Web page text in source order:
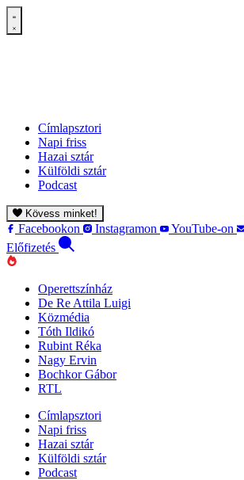
Címlapsztori
Napi friss
Hazai sztár
Külföldi sztár
Podcast
Kövess minket!
Facebookon Instagramon YouTube-on
Előfizetés
Operettszínház
De Re Attila Luigi
Közmédia
Tóth Ildikó
Rubint Réka
Nagy Ervin
Bochkor Gábor
RTL
Címlapsztori
Napi friss
Hazai sztár
Külföldi sztár
Podcast